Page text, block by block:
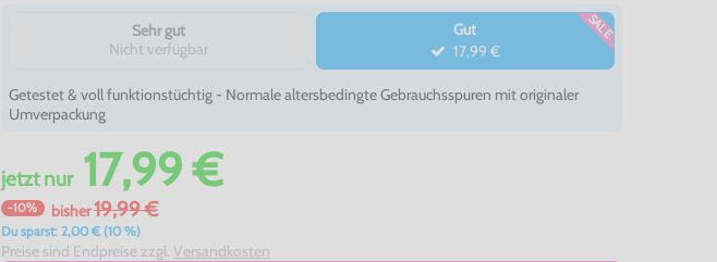
Sehr gut
Nicht verfügbar
Gut
17,99 €
SALE
Getestet & voll funktionstüchtig - Normale altersbedingte Gebrauchsspuren mit originaler
Umverpackung
jetztnur17,99 €
-10% bisher19,99 €
Du sparst: 2,00 € (10 %)
Preise sind Endpreise zzgl. Versandkosten